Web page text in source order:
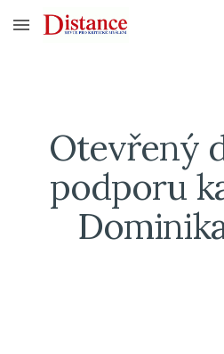
Skip to main content
Otevřený
podporu